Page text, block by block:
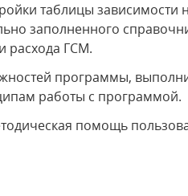
таблицы зависимости
заполненного
расхода ГСМ.
программы,
работы с программой.
помощь